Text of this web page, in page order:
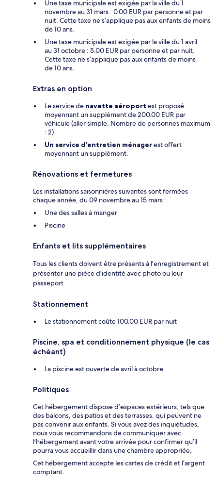
Une taxe municipale est exigée par la ville du 1
novembre au 31 mars : 0.00 EUR par personne et par
nuit. Cette taxe ne s’applique pas aux enfants de moins
de 10 ans.
Une taxe municipale est exigée par la ville du 1 avril
au 31 octobre : 5.00 EUR par personne et par nuit.
Cette taxe ne s’applique pas aux enfants de moins
de 10 ans.
Extras en option
Le service de navette aéroport est proposé
moyennant un supplément de 200.00 EUR par
véhicule (aller simple. Nombre de personnes maximum
: 2)
Un service d’entretien ménagerest offert
moyennant un supplément.
Rénovations et fermetures
Les installations saisonnières suivantes sont fermées
chaque année, du 09 novembre au 15 mars :
Une des salles à manger
Piscine
Enfants et lits supplémentaires
Tous les clients doivent être présents à l'enregistrement et
présenter une pièce d'identité avec photo ou leur
passeport.
Stationnement
Le stationnement coûte 100.00 EUR par nuit
Piscine, spa et conditionnement physique (le cas
échéant)
La piscine est ouverte de avril à octobre.
Politiques
Cet hébergement dispose d’espaces extérieurs, tels que
des balcons, des patios et des terrasses, qui peuvent ne
pas convenir aux enfants. Si vous avez des inquiétudes,
nous vous recommandons de communiquer avec
l’hébergement avant votre arrivée pour confirmer qu’il
pourra vous accueillir dans une chambre appropriée.
Cet hébergement accepte les cartes de crédit et l’argent
comptant.